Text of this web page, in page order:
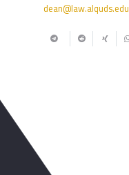
dean@law.alquds.edu